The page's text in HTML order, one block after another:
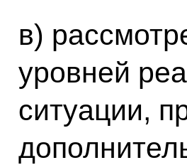
в)
уровней
ситуации,